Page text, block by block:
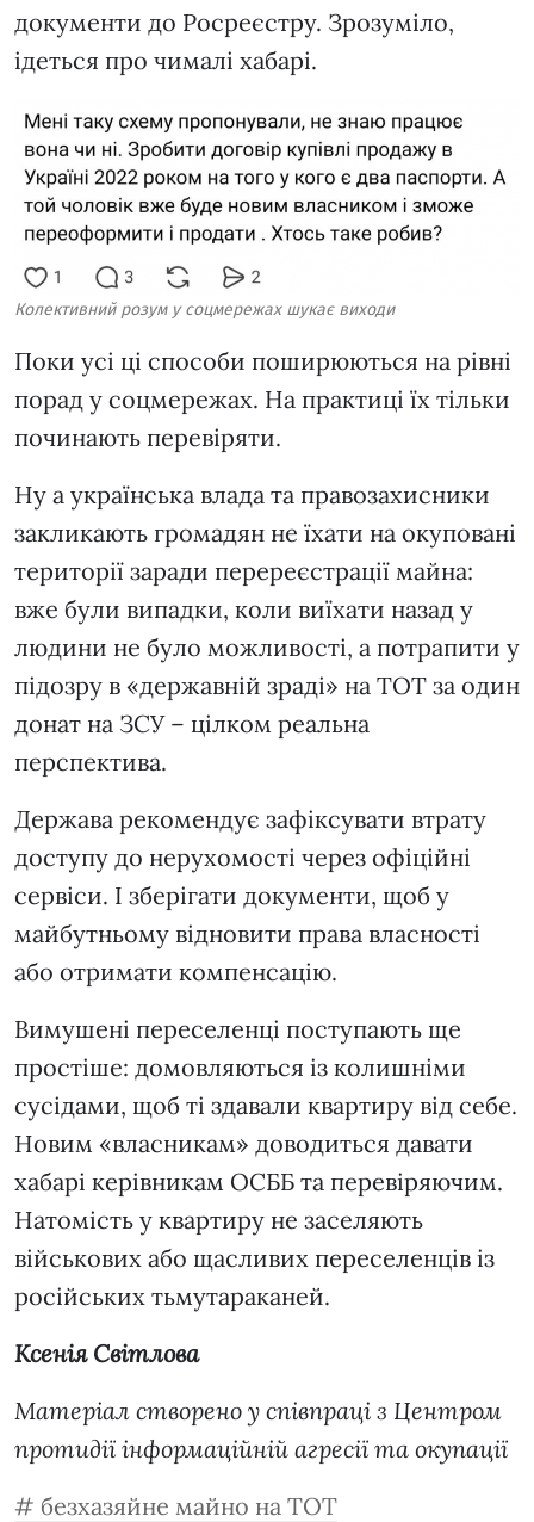
документи до Росреєстру. Зрозуміло,
ідеться про чималі хабарі.
Колективний розум у соцмережах шукає виходи
Поки усі ці способи поширюються на рівні
порад у соцмережах. На практиці їх тільки
починають перевіряти.
Ну а українська влада та правозахисники
закликають громадян не їхати на окуповані
території заради перереєстрації майна:
вже були випадки, коли виїхати назад у
людини не було можливості, а потрапити у
підозру в «державній зраді» на ТОТ за один
донат на ЗСУ – цілком реальна
перспектива.
Держава рекомендує зафіксувати втрату
доступу до нерухомості через офіційні
сервіси. І зберігати документи, щоб у
майбутньому відновити права власності
або отримати компенсацію.
Вимушені переселенці поступають ще
простіше: домовляються із колишніми
сусідами, щоб ті здавали квартиру від себе.
Новим «власникам» доводиться давати
хабарі керівникам ОСББ та перевіряючим.
Натомість у квартиру не заселяють
військових або щасливих переселенців із
російських тьмутараканей.
Ксенія Світлова
Матеріал створено у співпраці з Центром
протидії інформаційній агресії та окупації
безхазяйне майно на ТОТ